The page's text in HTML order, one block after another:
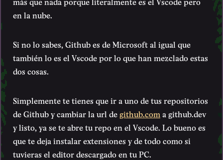
en la nube.
Si no lo sabes, Github es de Microsoft al igual que
también lo es el Vscode por lo que han mezclado estas
dos cosas.
Simplemente te tienes que ir a uno de tus repositorios
de Github y cambiar la url de github.com a github.dev
y listo, ya se te abre tu repo en el Vscode. Lo bueno es
que te deja instalar extensiones y de todo como si
tuvieras el editor descargado en tu PC.